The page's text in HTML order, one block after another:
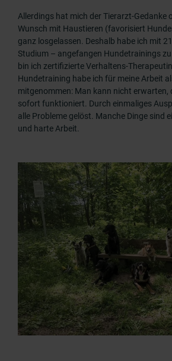
Allerdings hat mich der Tierarzt-Gedanke
Wunsch mit Haustieren (favorisiert
ganz losgelassen. Deshalb habe ich mit 21
Studium – angefangen Hundetrainings
bin ich zertifizierte Verhaltens-
Hundetraining habe ich für meine Arbeit
mitgenommen: Man kann nicht erwarten,
sofort funktioniert. Durch einmaliges
alle Probleme gelöst. Manche Dinge sind
und harte Arbeit.